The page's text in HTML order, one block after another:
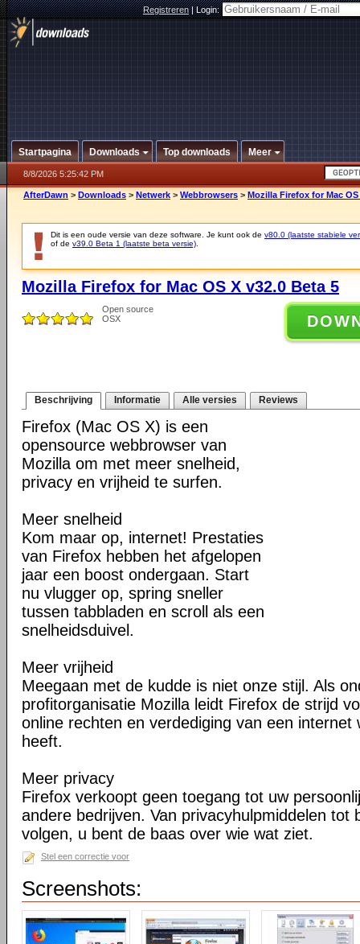
Registreren|Login:
Startpagina Downloads Top downloads Meer
8/8/2026 5:25:42 PM
AfterDawn > Downloads > Netwerk > Webbrowsers > Mozilla Firefox for Mac OS
Dit is een oude versie van deze software. Je kunt ook de v80.0 (laatste stabiele
of de v39.0 Beta 1 (laatste beta versie)
Mozilla Firefox for Mac OS X v32.0 Beta 5
Open source
OSX
Beschrijving Informatie Alle versies Reviews
Firefox (Mac OS X) is een
opensource webbrowser van
Mozilla om met meer snelheid,
privacy en vrijheid te surfen.
Meer snelheid
Kom maar op, internet! Prestaties
van Firefox hebben het afgelopen
jaar een boost ondergaan. Start
nu vlugger op, spring sneller
tussen tabbladen en scroll als een
snelheidsduivel.
Meer vrijheid
Meegaan met de kudde is niet onze stijl. Als
profitorganisatie Mozilla leidt Firefox de strijd
online rechten en verdediging van een internet
heeft.
Meer privacy
Firefox verkoopt geen toegang tot uw
andere bedrijven. Van privacyhulpmiddelen tot
volgen, u bent de baas over wie wat ziet.
Stel een correctie voor
Screenshots: